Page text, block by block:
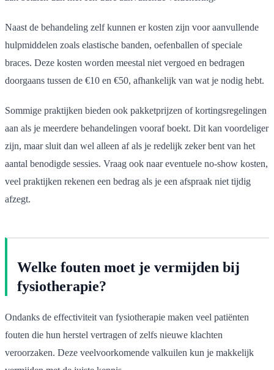
Naast de behandeling zelf kunnen er kosten zijn voor aanvullende
hulpmiddelen zoals elastische banden, oefenballen of speciale
braces. Deze kosten worden meestal niet vergoed en bedragen
doorgaans tussen de €10 en €50, afhankelijk van wat je nodig hebt.
Sommige praktijken bieden ook pakketprijzen of kortingsregelingen
aan als je meerdere behandelingen vooraf boekt. Dit kan voordeliger
zijn, maar sluit dan wel alleen af als je redelijk zeker bent van het
aantal benodigde sessies. Vraag ook naar eventuele no-show kosten,
veel praktijken rekenen een bedrag als je een afspraak niet tijdig
afzegt.
Welke fouten moet je vermijden bij
fysiotherapie?
Ondanks de effectiviteit van fysiotherapie maken veel patiënten
fouten die hun herstel vertragen of zelfs nieuwe klachten
veroorzaken. Deze veelvoorkomende valkuilen kun je makkelijk